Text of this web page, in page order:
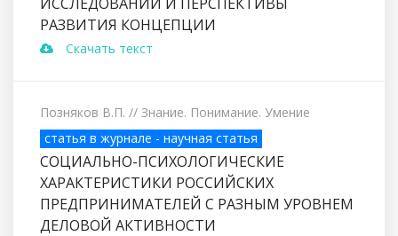
РАЗВИТИЯ КОНЦЕПЦИИ
Скачать текст
Позняков В.П. // Знание. Понимание. Умение
статья в журнале - научная статья
СОЦИАЛЬНО-ПСИХОЛОГИЧЕСКИЕ
ХАРАКТЕРИСТИКИ РОССИЙСКИХ
ПРЕДПРИНИМАТЕЛЕЙ С РАЗНЫМ УРОВНЕМ
ДЕЛОВОЙ АКТИВНОСТИ